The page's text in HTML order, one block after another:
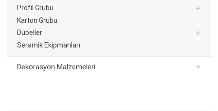
Profil Grubu
Karton Grubu
Dübeller
Seramik Ekipmanları
Dekorasyon Malzemeleri